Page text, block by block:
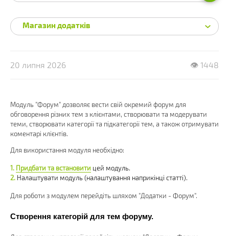
20 липня 2026 👁 1448
Модуль "Форум" дозволяє вести свій окремий форум для
обговорення різних тем з клієнтами, створювати та модерувати
теми, створювати категорії та підкатегорії тем, а також отримувати
коментарі клієнтів.
Для використання модуля необхідно:
Придбати та встановити цей модуль.
Налаштувати модуль (налаштування наприкінці статті).
Для роботи з модулем перейдіть шляхом "Додатки - Форум".
Створення категорій для тем форуму.
Магазин додатків